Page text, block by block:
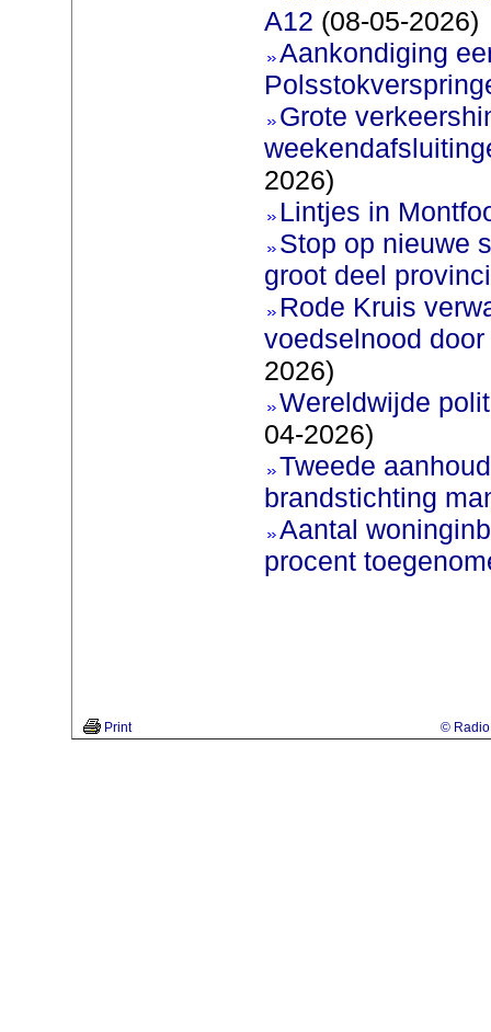
A12 (08-05-2026)
Aankondiging
Grote
2026)
Lintjes in
Stop op nieuwe
groot deel
Rode Kruis
voedselnood
2026)
Wereldwijde
04-2026)
Tweede
brandstichting
Aantal
procent
Print © Radio